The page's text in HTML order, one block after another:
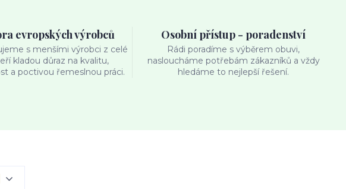
evropských výrobců
s menšími výrobci z celé
kladou důraz na kvalitu,
a poctivou řemeslnou práci.
Osobní přístup - poradenství
Rádi poradíme s výběrem obuvi,
nasloucháme potřebám zákazníků a vždy
hledáme to nejlepší řešení.